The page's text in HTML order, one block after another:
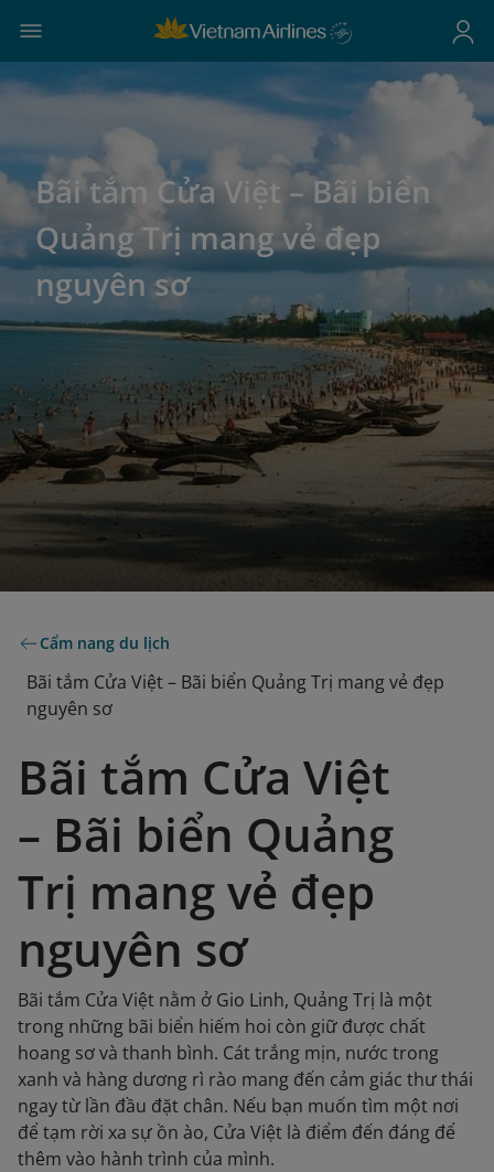
Bãi tắm Cửa Việt – Bãi biển
Quảng Trị mang vẻ đẹp
nguyên sơ
Cẩm nang du lịch
Bãi tắm Cửa Việt – Bãi biển Quảng Trị mang vẻ đẹp
nguyên sơ
Bãi tắm Cửa Việt
– Bãi biển Quảng
Trị mang vẻ đẹp
nguyên sơ
Bãi tắm Cửa Việt nằm ở Gio Linh, Quảng Trị là một
trong những bãi biển hiếm hoi còn giữ được chất
hoang sơ và thanh bình. Cát trắng mịn, nước trong
xanh và hàng dương rì rào mang đến cảm giác thư thái
ngay từ lần đầu đặt chân. Nếu bạn muốn tìm một nơi
để tạm rời xa sự ồn ào, Cửa Việt là điểm đến đáng để
thêm vào hành trình của mình.